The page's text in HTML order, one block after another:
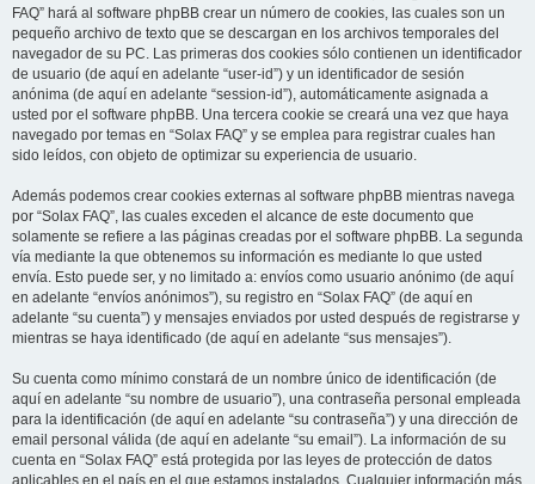
FAQ” hará al software phpBB crear un número de cookies, las cuales son un
pequeño archivo de texto que se descargan en los archivos temporales del
navegador de su PC. Las primeras dos cookies sólo contienen un identificador
de usuario (de aquí en adelante “user-id”) y un identificador de sesión
anónima (de aquí en adelante “session-id”), automáticamente asignada a
usted por el software phpBB. Una tercera cookie se creará una vez que haya
navegado por temas en “Solax FAQ” y se emplea para registrar cuales han
sido leídos, con objeto de optimizar su experiencia de usuario.
Además podemos crear cookies externas al software phpBB mientras navega
por “Solax FAQ”, las cuales exceden el alcance de este documento que
solamente se refiere a las páginas creadas por el software phpBB. La segunda
vía mediante la que obtenemos su información es mediante lo que usted
envía. Esto puede ser, y no limitado a: envíos como usuario anónimo (de aquí
en adelante “envíos anónimos”), su registro en “Solax FAQ” (de aquí en
adelante “su cuenta”) y mensajes enviados por usted después de registrarse y
mientras se haya identificado (de aquí en adelante “sus mensajes”).
Su cuenta como mínimo constará de un nombre único de identificación (de
aquí en adelante “su nombre de usuario”), una contraseña personal empleada
para la identificación (de aquí en adelante “su contraseña”) y una dirección de
email personal válida (de aquí en adelante “su email”). La información de su
cuenta en “Solax FAQ” está protegida por las leyes de protección de datos
aplicables en el país en el que estamos instalados. Cualquier información más